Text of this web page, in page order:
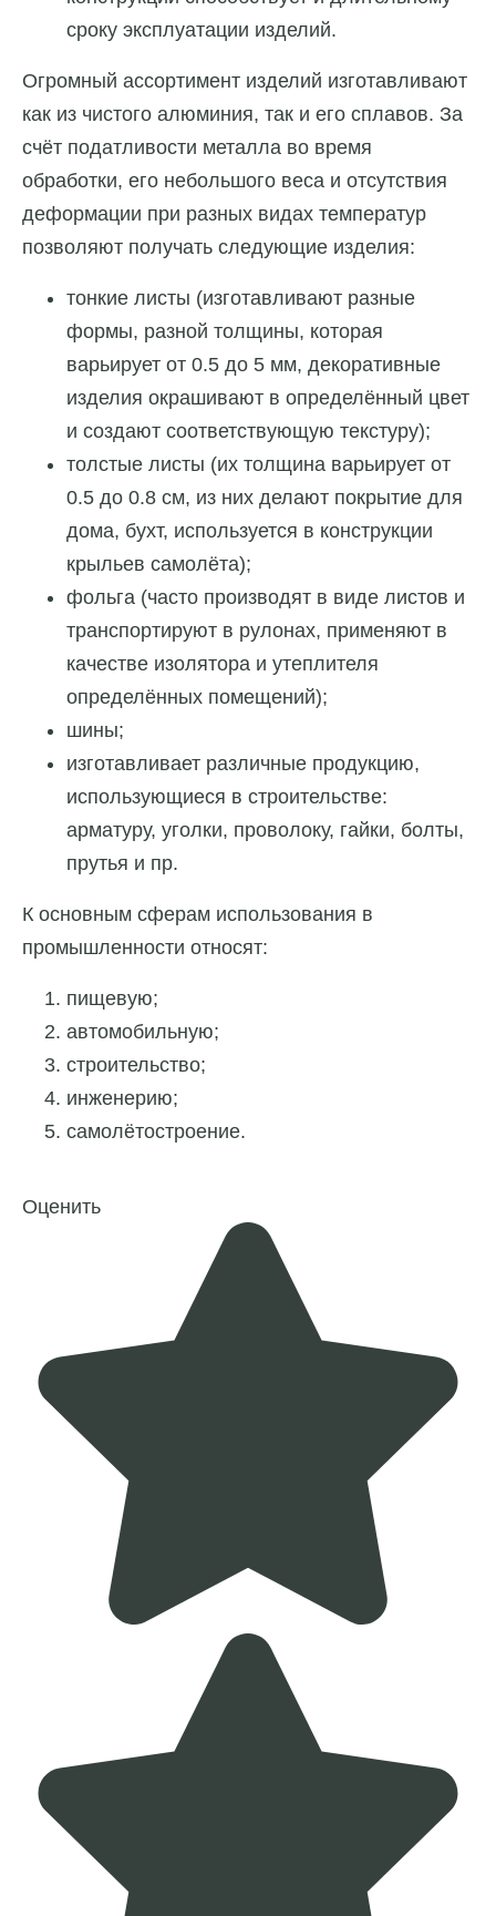
сроку эксплуатации изделий.
Огромный ассортимент изделий изготавливают
как из чистого алюминия, так и его сплавов. За
счёт податливости металла во время
обработки, его небольшого веса и отсутствия
деформации при разных видах температур
позволяют получать следующие изделия:
тонкие листы (изготавливают разные
формы, разной толщины, которая
варьирует от 0.5 до 5 мм, декоративные
изделия окрашивают в определённый цвет
и создают соответствующую текстуру);
толстые листы (их толщина варьирует от
0.5 до 0.8 см, из них делают покрытие для
дома, бухт, используется в конструкции
крыльев самолёта);
фольга (часто производят в виде листов и
транспортируют в рулонах, применяют в
качестве изолятора и утеплителя
определённых помещений);
шины;
изготавливает различные продукцию,
использующиеся в строительстве:
арматуру, уголки, проволоку, гайки, болты,
прутья и пр.
К основным сферам использования в
промышленности относят:
пищевую;
автомобильную;
строительство;
инженерию;
самолётостроение.
Оценить